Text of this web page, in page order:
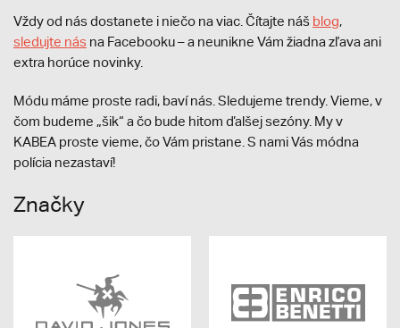
Vždy od nás dostanete i niečo na viac. Čítajte náš blog,
sledujte nás na Facebooku – a neunikne Vám žiadna zľava ani
extra horúce novinky.
Módu máme proste radi, baví nás. Sledujeme trendy. Vieme, v
čom budeme „šik“ a čo bude hitom ďalšej sezóny. My v
KABEA proste vieme, čo Vám pristane. S nami Vás módna
polícia nezastaví!
Značky